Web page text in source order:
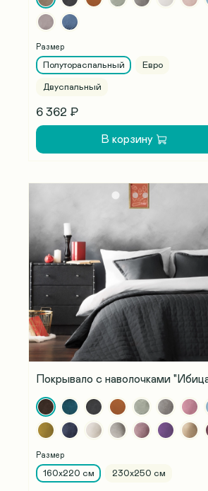
Размер
Полутораспальный Евро
Двуспальный
6 362 ₽
В корзину
Покрывало с наволочками
Размер
160х220 см 230х250 см